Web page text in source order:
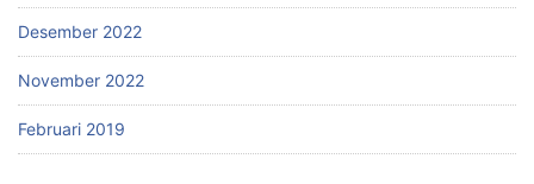
Desember 2022
November 2022
Februari 2019